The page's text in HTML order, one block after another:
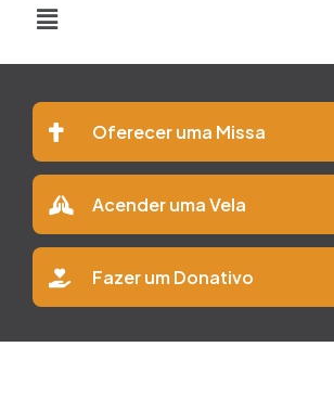
Oferecer uma Missa
Acender uma Vela
Fazer um Donativo